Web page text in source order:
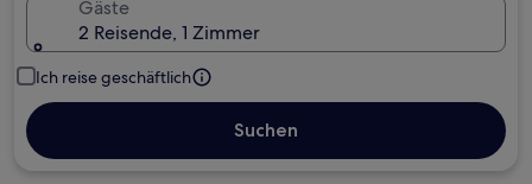
Gäste
2 Reisende, 1 Zimmer
Ich reise geschäftlich
Suchen